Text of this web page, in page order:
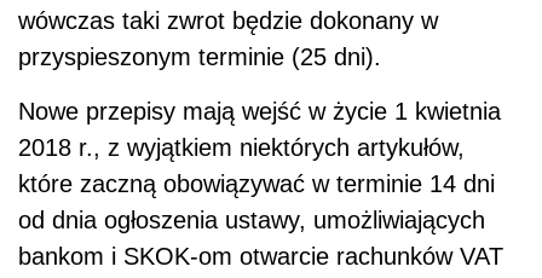
wówczas taki zwrot będzie dokonany w
przyspieszonym terminie (25 dni).
Nowe przepisy mają wejść w życie 1 kwietnia
2018 r., z wyjątkiem niektórych artykułów,
które zaczną obowiązywać w terminie 14 dni
od dnia ogłoszenia ustawy, umożliwiających
bankom i SKOK-om otwarcie rachunków VAT